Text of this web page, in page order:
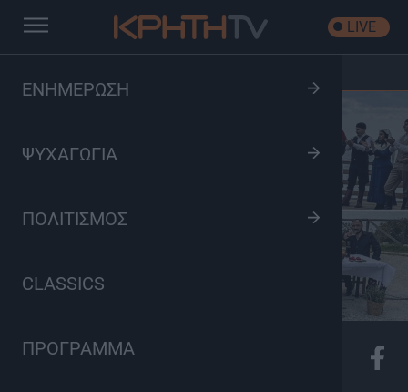
ΕΝΗΜΕΡΩΣΗ
ΨΥΧΑΓΩΓΙΑ
ΠΟΛΙΤΙΣΜΟΣ
CLASSICS
ΠΡΟΓΡΑΜΜΑ
LIVE
K Πολιτισμός, Ψυχαγωγία